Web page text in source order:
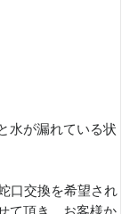
水が漏れている状
口交換を希望され
て頂き、お客様か